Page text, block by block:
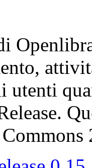
utenti